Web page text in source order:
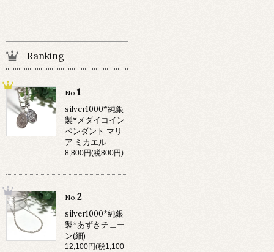
Ranking
No.1
silver1000*純銀
製*メダイコイン
ペンダント マリ
ア ミカエル
8,800円(税800円)
No.2
silver1000*純銀
製*あずきチェー
ン(細)
12,100円(税1,100